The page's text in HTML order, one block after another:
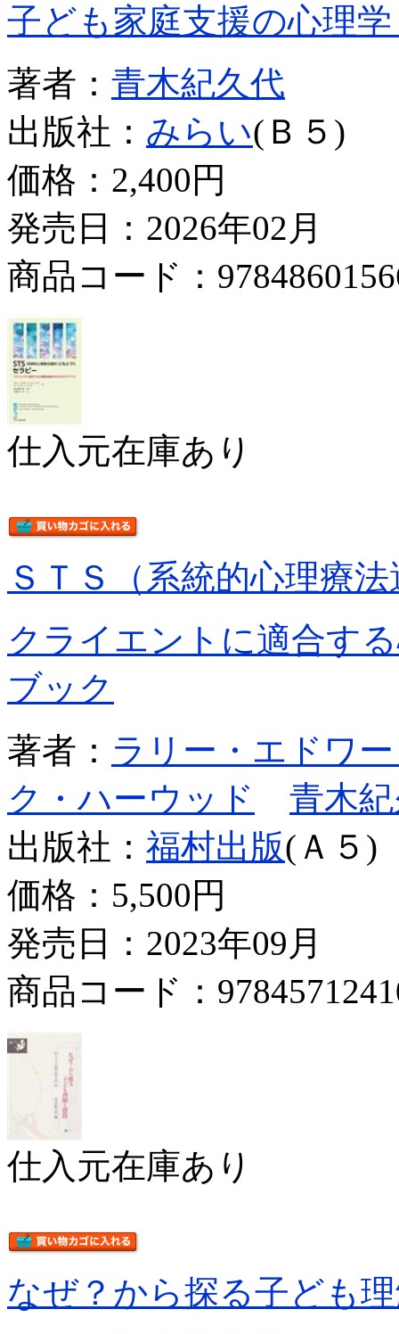
子ども家庭支援の心理
著者： 青木紀久代
出版社： みらい(Ｂ５)
価格： 2,400円
発売日：2026年02月
商品コード：
仕入元在庫あり
ＳＴＳ（系統的心理療
クライエントに適合す
ブック
著者： ラリー・エドワ
ク・ハーウッド
青木
出版社： 福村出版(Ａ５)
価格： 5,500円
発売日：2023年09月
商品コード：
仕入元在庫あり
なぜ？から探る子ども